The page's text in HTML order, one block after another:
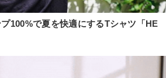
100%で夏を快適にするTシャツ「HE